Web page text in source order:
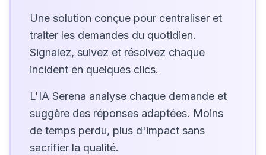
Une solution conçue pour centraliser et
traiter les demandes du quotidien.
Signalez, suivez et résolvez chaque
incident en quelques clics.
L'IA Serena analyse chaque demande et
suggère des réponses adaptées. Moins
de temps perdu, plus d'impact sans
sacrifier la qualité.